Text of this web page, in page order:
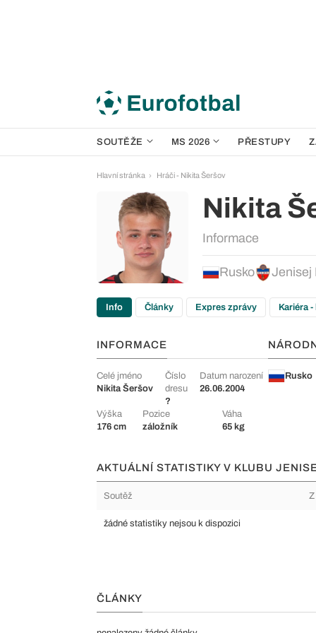
SOUTĚŽE MS 2026 PŘESTUPY
Hlavní stránka Hráči - Nikita Šeršov
Nikita
Informace
Rusko Jenisej
Info Články Expres zprávy Kariéra
INFORMACE
Celé jméno
Nikita Šeršov
Číslo
dresu
?
Datum narození
26.06.2004
Výška
176 cm
Pozice
záložník
Váha
65 kg
Rusko
AKTUÁLNÍ STATISTIKY V KLUBU
Soutěž Z
žádné statistiky nejsou k dispozici
ČLÁNKY